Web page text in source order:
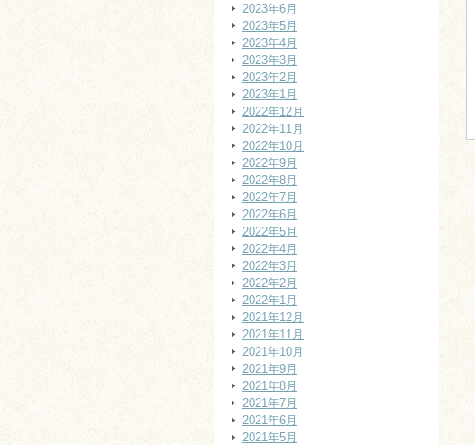
2023年6月
2023年5月
2023年4月
2023年3月
2023年2月
2023年1月
2022年12月
2022年11月
2022年10月
2022年9月
2022年8月
2022年7月
2022年6月
2022年5月
2022年4月
2022年3月
2022年2月
2022年1月
2021年12月
2021年11月
2021年10月
2021年9月
2021年8月
2021年7月
2021年6月
2021年5月